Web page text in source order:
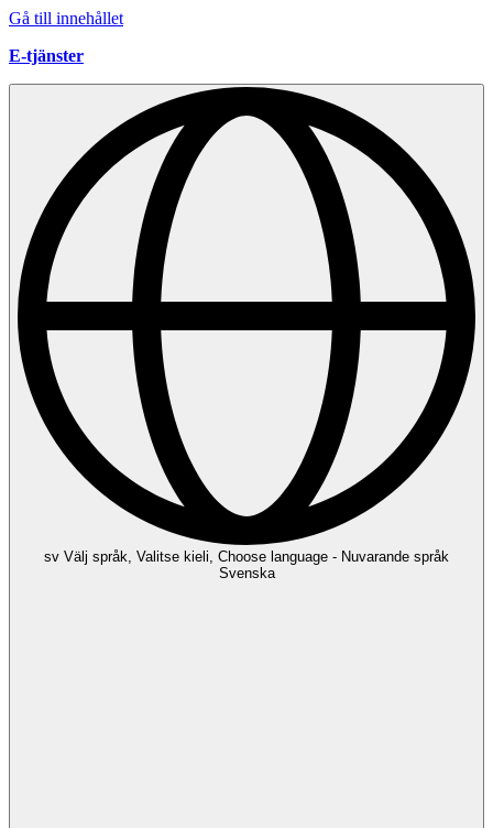
Gå till innehållet
E-tjänster
sv Välj språk, Valitse kieli, Choose language - Nuvarande språk
Svenska